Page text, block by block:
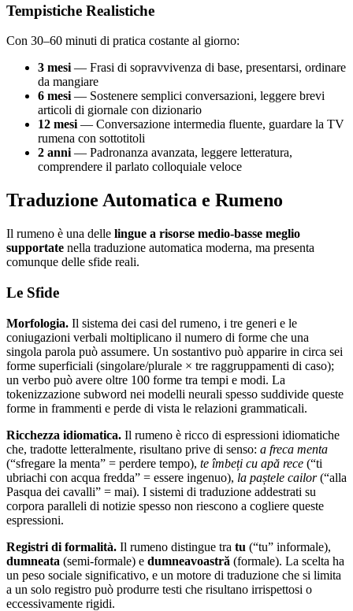
Tempistiche Realistiche
Con 30–60 minuti di pratica costante al giorno:
3 mesi— Frasi di sopravvivenza di base, presentarsi, ordinare
da mangiare
6 mesi— Sostenere semplici conversazioni, leggere brevi
articoli di giornale con dizionario
12 mesi— Conversazione intermedia fluente, guardare la TV
rumena con sottotitoli
2 anni— Padronanza avanzata, leggere letteratura,
comprendere il parlato colloquiale veloce
Traduzione Automatica e Rumeno
Il rumeno è una delle lingue a risorse medio-basse meglio
supportate nella traduzione automatica moderna, ma presenta
comunque delle sfide reali.
Le Sfide
Morfologia. Il sistema dei casi del rumeno, i tre generi e le
coniugazioni verbali moltiplicano il numero di forme che una
singola parola può assumere. Un sostantivo può apparire in circa sei
forme superficiali (singolare/plurale × tre raggruppamenti di caso);
un verbo può avere oltre 100 forme tra tempi e modi. La
tokenizzazione subword nei modelli neurali spesso suddivide queste
forme in frammenti e perde di vista le relazioni grammaticali.
Ricchezza idiomatica. Il rumeno è ricco di espressioni idiomatiche
che, tradotte letteralmente, risultano prive di senso: a freca menta
(“sfregare la menta” = perdere tempo), te îmbeți cu apă rece (“ti
ubriachi con acqua fredda” = essere ingenuo), la paștele cailor(“alla
Pasqua dei cavalli” = mai). I sistemi di traduzione addestrati su
corpora paralleli di notizie spesso non riescono a cogliere queste
espressioni.
Registri di formalità. Il rumeno distingue tra tu (“tu” informale),
dumneata (semi-formale) e dumneavoastră (formale). La scelta ha
un peso sociale significativo, e un motore di traduzione che si limita
a un solo registro può produrre testi che risultano irrispettosi o
eccessivamente rigidi.